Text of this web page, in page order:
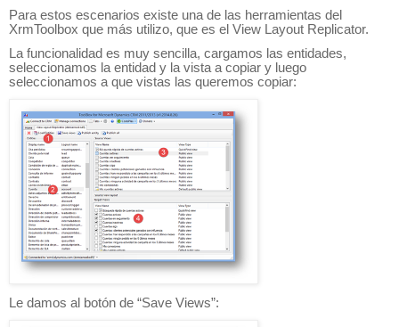
Para estos escenarios existe una de las herramientas del
XrmToolbox que más utilizo, que es el View Layout Replicator.
La funcionalidad es muy sencilla, cargamos las entidades,
seleccionamos la entidad y la vista a copiar y luego
seleccionamos a que vistas las queremos copiar:
Le damos al botón de “Save Views”: